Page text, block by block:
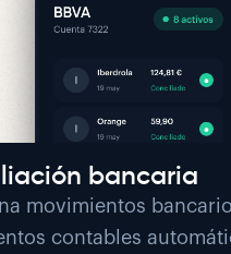
bancaria
movimientos
contables